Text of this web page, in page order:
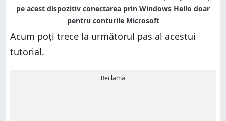
Acum poți trece la următorul pas al acestui
tutorial.
Reclamă